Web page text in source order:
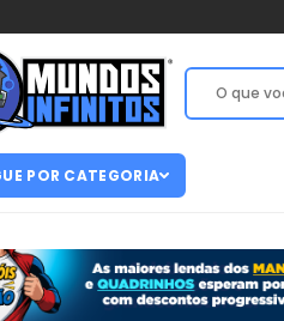
POR CATEGORIA